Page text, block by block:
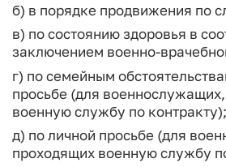
б) в порядке продвижения по
в) по состоянию здоровья в
заключением военно-
г) по семейным
просьбе (для
военную службу по контракту);
д) по личной просьбе (для
проходящих военную службу